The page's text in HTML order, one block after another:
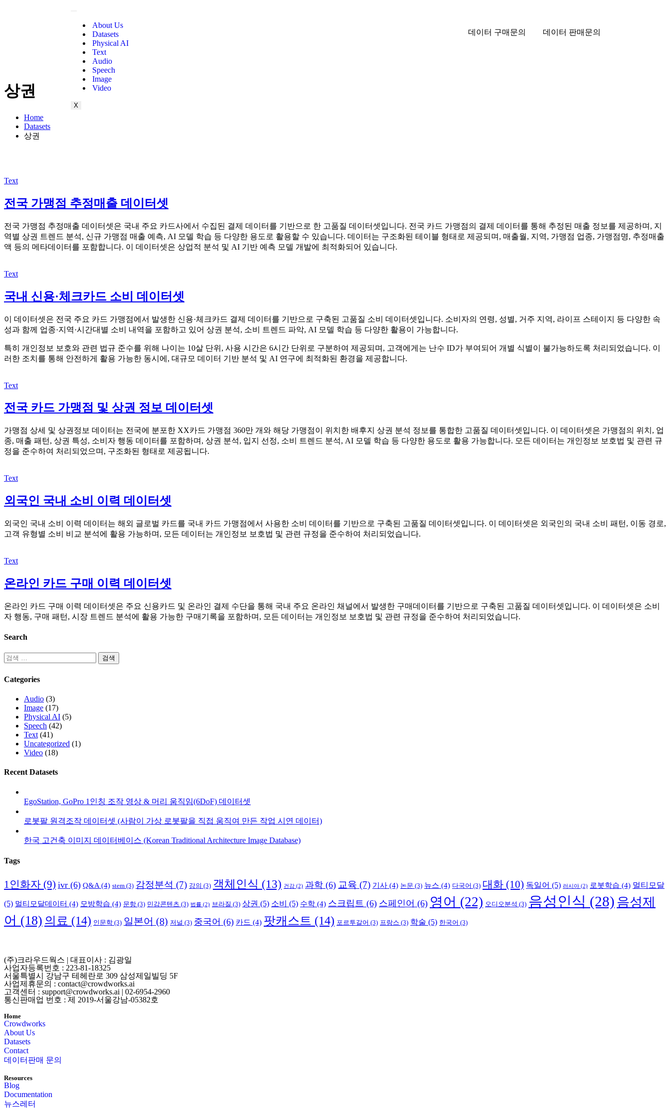
About Us
Datasets
Physical AI
Text
Audio
Speech
Image
Video
X
데이터 구매문의 데이터 판매문의
상권
Home
Datasets
상권
Text
전국 가맹점 추정매출 데이터셋
전국 가맹점 추정매출 데이터셋은 국내 주요 카드사에서 수집된 결제 데이터를 기반으로 한 고품질 데이터셋입니다. 전국 카드 가맹점의 결제 데이터를 통해 추정된 매출 정보를 제공하며, 지
역별 상권 트렌드 분석, 신규 가맹점 매출 예측, AI 모델 학습 등 다양한 용도로 활용할 수 있습니다. 데이터는 구조화된 테이블 형태로 제공되며, 매출월, 지역, 가맹점 업종, 가맹점명, 추정매출
액 등의 메타데이터를 포함합니다. 이 데이터셋은 상업적 분석 및 AI 기반 예측 모델 개발에 최적화되어 있습니다.
Text
국내 신용·체크카드 소비 데이터셋
이 데이터셋은 전국 주요 카드 가맹점에서 발생한 신용·체크카드 결제 데이터를 기반으로 구축된 고품질 소비 데이터셋입니다. 소비자의 연령, 성별, 거주 지역, 라이프 스테이지 등 다양한 속
성과 함께 업종·지역·시간대별 소비 내역을 포함하고 있어 상권 분석, 소비 트렌드 파악, AI 모델 학습 등 다양한 활용이 가능합니다.
특히 개인정보 보호와 관련 법규 준수를 위해 나이는 10살 단위, 사용 시간은 6시간 단위로 구분하여 제공되며, 고객에게는 난수 ID가 부여되어 개별 식별이 불가능하도록 처리되었습니다. 이
러한 조치를 통해 안전하게 활용 가능한 동시에, 대규모 데이터 기반 분석 및 AI 연구에 최적화된 환경을 제공합니다.
Text
전국 카드 가맹점 및 상권 정보 데이터셋
가맹점 상세 및 상권정보 데이터는 전국에 분포한 XX카드 가맹점 360만 개와 해당 가맹점이 위치한 배후지 상권 분석 정보를 통합한 고품질 데이터셋입니다. 이 데이터셋은 가맹점의 위치, 업
종, 매출 패턴, 상권 특성, 소비자 행동 데이터를 포함하며, 상권 분석, 입지 선정, 소비 트렌드 분석, AI 모델 학습 등 다양한 용도로 활용 가능합니다. 모든 데이터는 개인정보 보호법 및 관련 규
정을 준수하여 처리되었으며, 구조화된 형태로 제공됩니다.
Text
외국인 국내 소비 이력 데이터셋
외국인 국내 소비 이력 데이터는 해외 글로벌 카드를 국내 카드 가맹점에서 사용한 소비 데이터를 기반으로 구축된 고품질 데이터셋입니다. 이 데이터셋은 외국인의 국내 소비 패턴, 이동 경로,
고객 유형별 소비 비교 분석에 활용 가능하며, 모든 데이터는 개인정보 보호법 및 관련 규정을 준수하여 처리되었습니다.
Text
온라인 카드 구매 이력 데이터셋
온라인 카드 구매 이력 데이터셋은 주요 신용카드 및 온라인 결제 수단을 통해 국내 주요 온라인 채널에서 발생한 구매데이터를 기반으로 구축된 고품질 데이터셋입니다. 이 데이터셋은 소비
자 행동, 구매 패턴, 시장 트렌드 분석에 활용 가능한 구매기록을 포함하며, 모든 데이터는 개인정보 보호법 및 관련 규정을 준수하여 처리되었습니다.
Search
Categories
Audio (3)
Image (17)
Physical AI (5)
Speech (42)
Text (41)
Uncategorized (1)
Video (18)
Recent Datasets
EgoStation, GoPro 1인칭 조작 영상 & 머리 움직임(6DoF) 데이터셋
로봇팔 원격조작 데이터셋 (사람이 가상 로봇팔을 직접 움직여 만든 작업 시연 데이터)
한국 고건축 이미지 데이터베이스 (Korean Traditional Architecture Image Database)
Tags
1인화자 (9) ivr (6) Q&A (4) stem (3) 감정분석 (7) 강의 (3) 객체인식 (13) 건강 (2) 과학 (6) 교육 (7) 기사 (4) 논문 (3) 뉴스 (4) 다국어 (3) 대화 (10) 독일어 (5) 러시아 (2) 로봇학습 (4) 멀티모달
(5) 멀티모달데이터 (4) 모방학습 (4) 문항 (3) 민감콘텐츠 (3) 법률 (2) 브라질 (3) 상권 (5) 소비 (5) 수학 (4) 스크립트 (6) 스페인어 (6) 영어 (22) 오디오분석 (3) 음성인식 (28) 음성제
어 (18) 의료 (14) 인문학 (3) 일본어 (8) 저널 (3) 중국어 (6) 카드 (4) 팟캐스트 (14) 포르투갈어 (3) 프랑스 (3) 학술 (5) 한국어 (3)
(주)크라우드웍스 | 대표이사 : 김광일
사업자등록번호 : 223-81-18325
서울특별시 강남구 테헤란로 309 삼성제일빌딩 5F
사업제휴문의 : contact@crowdworks.ai
고객센터 : support@crowdworks.ai | 02-6954-2960
통신판매업 번호 : 제 2019-서울강남-05382호
Home
Crowdworks
About Us
Datasets
Contact
데이터판매 문의
Resources
Blog
Documentation
뉴스레터